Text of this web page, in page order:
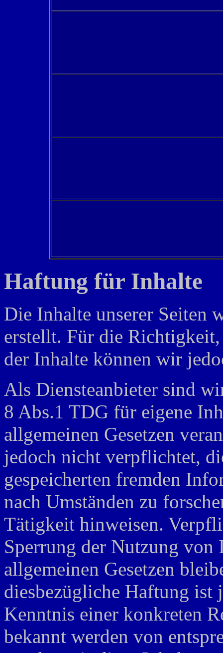
Haftung für Inhalte
Die Inhalte unserer Seiten
erstellt. Für die
der Inhalte können wir
Als Diensteanbieter sind
8 Abs.1 TDG für eigene
allgemeinen Gesetzen
jedoch nicht verpflichtet,
gespeicherten fremden
nach Umständen zu
Tätigkeit hinweisen.
Sperrung der Nutzung von
allgemeinen Gesetzen
diesbezügliche Haftung ist
Kenntnis einer konkreten
bekannt werden von